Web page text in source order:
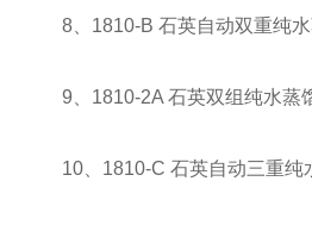
8、1810-B 石英自动双重纯水
9、1810-2A 石英双组纯水蒸
10、1810-C 石英自动三重纯